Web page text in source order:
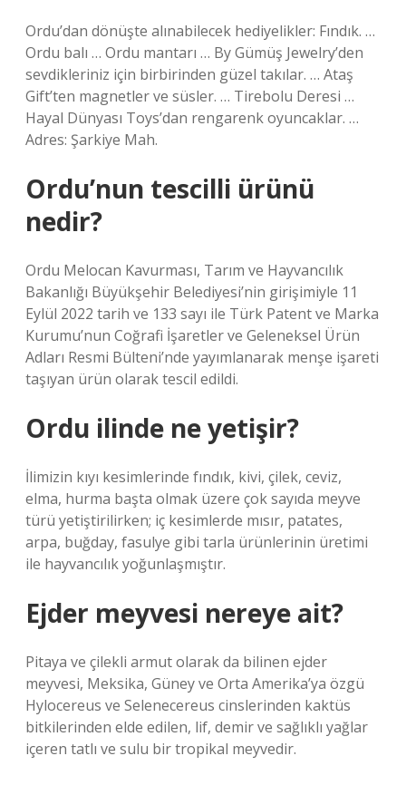
Ordu’dan dönüşte alınabilecek hediyelikler: Fındık. …
Ordu balı … Ordu mantarı … By Gümüş Jewelry’den
sevdikleriniz için birbirinden güzel takılar. … Ataş
Gift’ten magnetler ve süsler. … Tirebolu Deresi …
Hayal Dünyası Toys’dan rengarenk oyuncaklar. …
Adres: Şarkiye Mah.
Ordu’nun tescilli ürünü
nedir?
Ordu Melocan Kavurması, Tarım ve Hayvancılık
Bakanlığı Büyükşehir Belediyesi’nin girişimiyle 11
Eylül 2022 tarih ve 133 sayı ile Türk Patent ve Marka
Kurumu’nun Coğrafi İşaretler ve Geleneksel Ürün
Adları Resmi Bülteni’nde yayımlanarak menşe işareti
taşıyan ürün olarak tescil edildi.
Ordu ilinde ne yetişir?
İlimizin kıyı kesimlerinde fındık, kivi, çilek, ceviz,
elma, hurma başta olmak üzere çok sayıda meyve
türü yetiştirilirken; iç kesimlerde mısır, patates,
arpa, buğday, fasulye gibi tarla ürünlerinin üretimi
ile hayvancılık yoğunlaşmıştır.
Ejder meyvesi nereye ait?
Pitaya ve çilekli armut olarak da bilinen ejder
meyvesi, Meksika, Güney ve Orta Amerika’ya özgü
Hylocereus ve Selenecereus cinslerinden kaktüs
bitkilerinden elde edilen, lif, demir ve sağlıklı yağlar
içeren tatlı ve sulu bir tropikal meyvedir.